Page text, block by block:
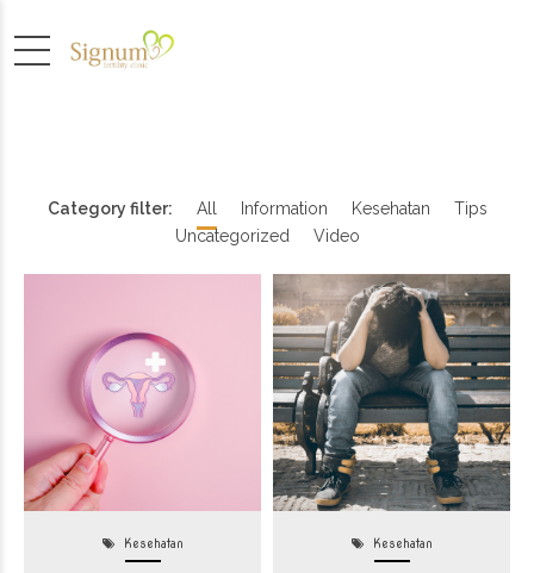
Category filter: All Information Kesehatan
Tips
Uncategorized
Video
Kesehatan Kesehatan